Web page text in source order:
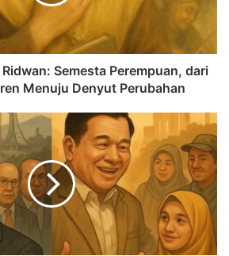
Semesta Perempuan, dari
Menuju Denyut Perubahan